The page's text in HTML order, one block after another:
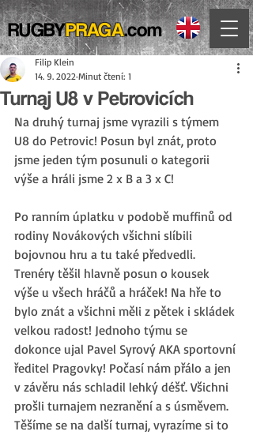
RUGBYPRAGA.com
Turnaj U8 v Petrovicích
Filip Klein
14. 9. 2022 Minut čtení: 1
Na druhý turnaj jsme vyrazili s týmem
U8 do Petrovic! Posun byl znát, proto
jsme jeden tým posunuli o kategorii
výše a hráli jsme 2 x B a 3 x C!
Po ranním úplatku v podobě muffinů od
rodiny Novákových všichni slíbili
bojovnou hru a tu také předvedli.
Trenéry těšil hlavně posun o kousek
výše u všech hráčů a hráček! Na hře to
bylo znát a všichni měli z pětek i skládek
velkou radost! Jednoho týmu se
dokonce ujal Pavel Syrový AKA sportovní
ředitel Pragovky! Počasí nám přálo a jen
v závěru nás schladil lehký déšť. Všichni
prošli turnajem nezranění a s úsměvem.
Těšíme se na další turnaj, vyrazíme si to